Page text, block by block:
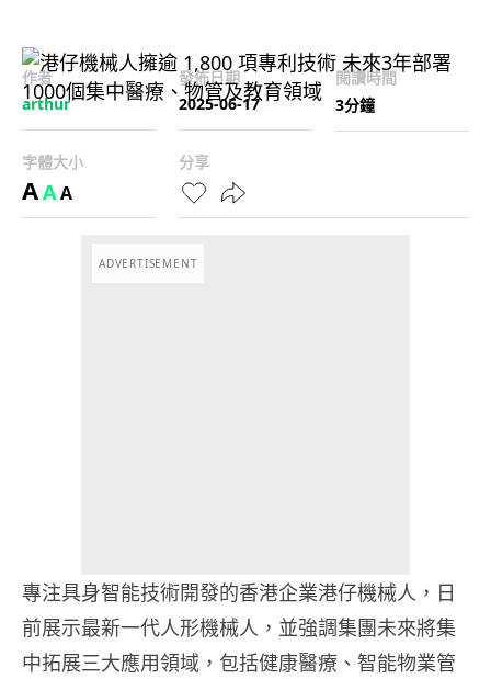
作者
arthur
發佈日期
2025-06-17
閱讀時間
3分鐘
字體大小
AAA
分享
ADVERTISEMENT
專注具身智能技術開發的香港企業港仔機械人，日
前展示最新一代人形機械人，並強調集團未來將集
中拓展三大應用領域，包括健康醫療、智能物業管